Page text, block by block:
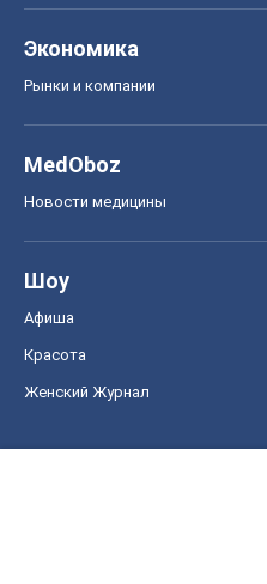
Экономика
Рынки и компании
MedOboz
Новости медицины
Шоу
Афиша
Красота
Женский Журнал